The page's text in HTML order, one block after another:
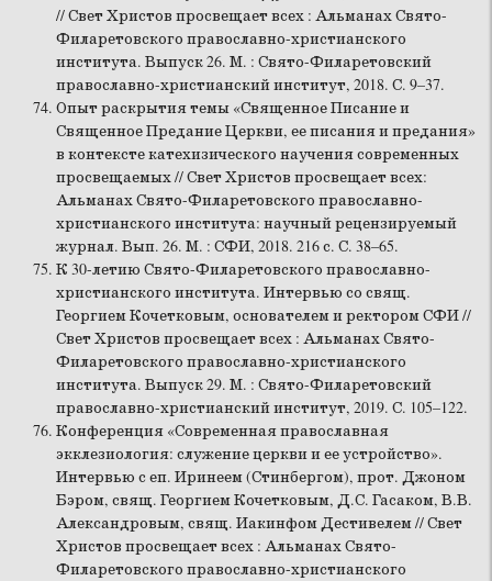
// Свет Христов просвещает всех : Альманах Свято-
Филаретовского православно-христианского
института. Выпуск 26. М. : Свято-Филаретовский
православно-христианский институт, 2018. С. 9–37.
Опыт раскрытия темы «Священное Писание и
Священное Предание Церкви, ее писания и предания»
в контексте катехизического научения современных
просвещаемых // Свет Христов просвещает всех:
Альманах Свято-Филаретовского православно-
христианского института: научный рецензируемый
журнал. Вып. 26. М. : СФИ, 2018. 216 с. С. 38–65.
К 30-летию Свято-Филаретовского православно-
христианского института. Интервью со свящ.
Георгием Кочетковым, основателем и ректором СФИ //
Свет Христов просвещает всех : Альманах Свято-
Филаретовского православно-христианского
института. Выпуск 29. М. : Свято-Филаретовский
православно-христианский институт, 2019. С. 105–122.
Конференция «Современная православная
экклезиология: служение церкви и ее устройство».
Интервью с еп. Иринеем (Стинбергом), прот. Джоном
Бэром, свящ. Георгием Кочетковым, Д.С. Гасаком, В.В.
Александровым, свящ. Иакинфом Дестивелем // Свет
Христов просвещает всех : Альманах Свято-
Филаретовского православно-христианского